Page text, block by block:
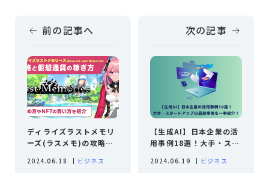
前の記事へ
ディライズラストメモリ
ーズ(ラスメモ)の攻略と
方やNFTの買い方
2024.06.18 ビジネス
次の記事
【生成AI】日本企業の活
用事例18選！大手・スタ
一挙紹介！
2024.06.19 ビジネス